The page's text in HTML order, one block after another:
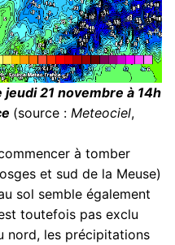
21 novembre à 14h
(source : Meteociel,
à tomber
et sud de la Meuse)
sol semble également
toutefois pas exclu
nord, les précipitations